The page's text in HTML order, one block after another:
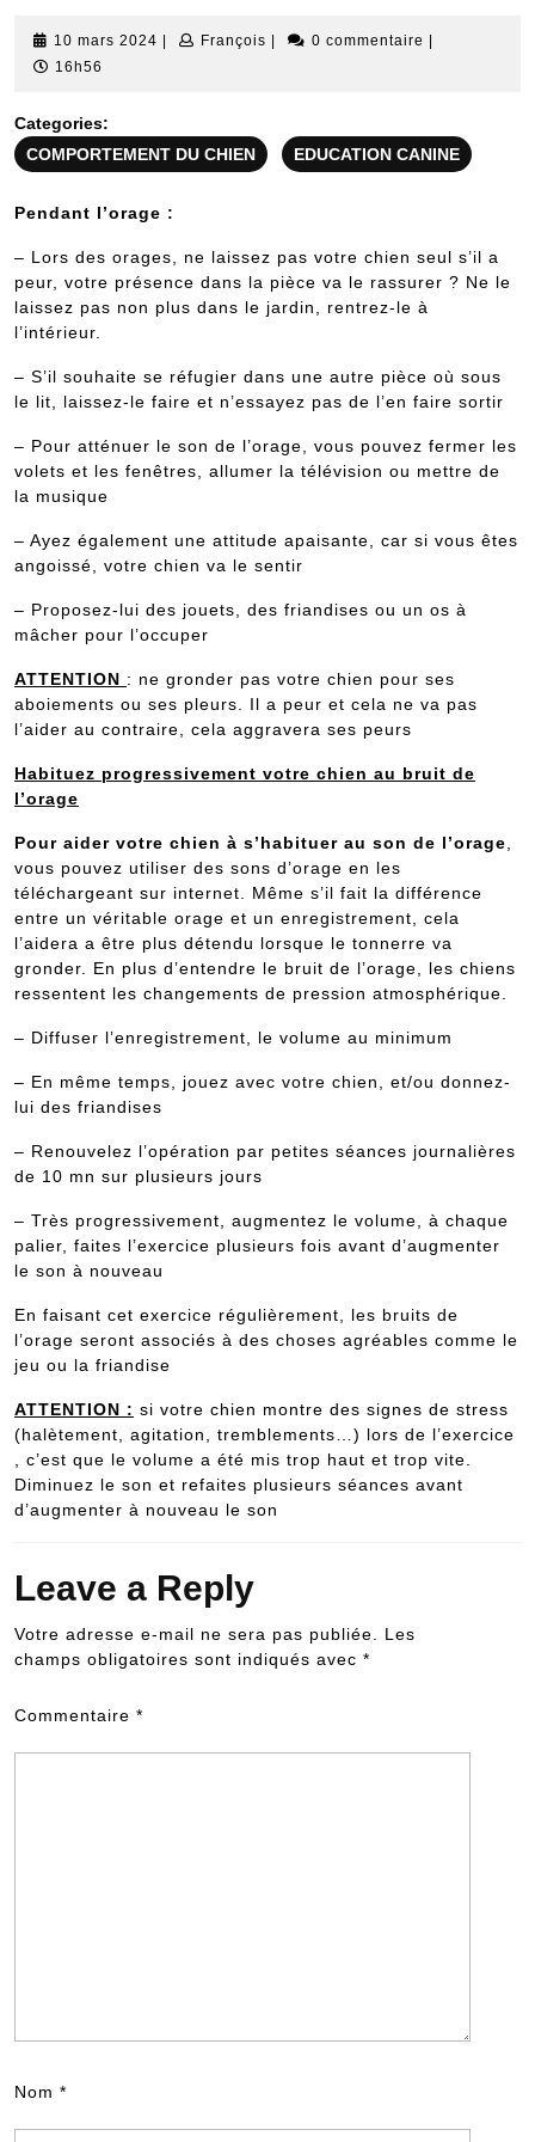
10 mars 2024 10
François François0 commentaire
16h56
Categories:
COMPORTEMENT DU CHIEN
EDUCATION CANINE
Pendant l’orage :
– Lors des orages, ne laissez pas votre chien seul s’il a
peur, votre présence dans la pièce va le rassurer ? Ne le
laissez pas non plus dans le jardin, rentrez-le à
l’intérieur.
– S’il souhaite se réfugier dans une autre pièce où sous
le lit, laissez-le faire et n’essayez pas de l’en faire sortir
– Pour atténuer le son de l’orage, vous pouvez fermer les
volets et les fenêtres, allumer la télévision ou mettre de
la musique
– Ayez également une attitude apaisante, car si vous êtes
angoissé, votre chien va le sentir
– Proposez-lui des jouets, des friandises ou un os à
mâcher pour l’occuper
ATTENTION : ne gronder pas votre chien pour ses
aboiements ou ses pleurs. Il a peur et cela ne va pas
l’aider au contraire, cela aggravera ses peurs
Habituez progressivement votre chien au bruit de
l’orage
Pour aider votre chien à s’habituer au son de l’orage
vous pouvez utiliser des sons d’orage en les
téléchargeant sur internet. Même s’il fait la différence
entre un véritable orage et un enregistrement, cela
l’aidera a être plus détendu lorsque le tonnerre va
gronder. En plus d’entendre le bruit de l’orage, les chiens
ressentent les changements de pression atmosphérique.
– Diffuser l’enregistrement, le volume au minimum
– En même temps, jouez avec votre chien, et/ou donnez-
lui des friandises
– Renouvelez l’opération par petites séances journalières
de 10 mn sur plusieurs jours
– Très progressivement, augmentez le volume, à chaque
palier, faites l’exercice plusieurs fois avant d’augmenter
le son à nouveau
En faisant cet exercice régulièrement, les bruits de
l’orage seront associés à des choses agréables comme le
jeu ou la friandise
ATTENTION : si votre chien montre des signes de stress
(halètement, agitation, tremblements…) lors de l’exercice
, c’est que le volume a été mis trop haut et trop vite.
Diminuez le son et refaites plusieurs séances avant
d’augmenter à nouveau le son
Leave a Reply
Votre adresse e-mail ne sera pas publiée.
Les
champs obligatoires sont indiqués avec *
Commentaire *
Nom *